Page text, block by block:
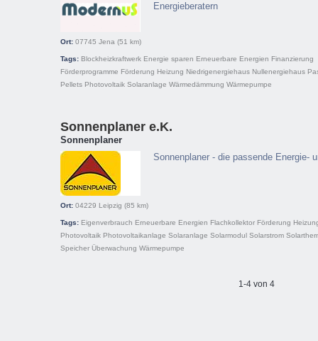
Energieberatern
Ort: 07745 Jena (51 km)
Tags: Blockheizkraftwerk Energie sparen Erneuerbare Energien Finanzierung
Förderprogramme Förderung Heizung Niedrigenergiehaus Nullenergiehaus
Pellets Photovoltaik Solaranlage Wärmedämmung Wärmepumpe
Sonnenplaner e.K.
Sonnenplaner
Sonnenplaner - die passende Energie-
Ort: 04229 Leipzig (85 km)
Tags: Eigenverbrauch Erneuerbare Energien Flachkollektor Förderung
Photovoltaik Photovoltaikanlage Solaranlage Solarmodul Solarstrom
Speicher Überwachung Wärmepumpe
1-4 von 4